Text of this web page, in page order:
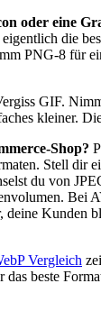
oder eine
die
PNG-8 für
GIF.
kleiner.
Shop?
Stell dir
du von
Bei
deine Kunden
Vergleich
das beste